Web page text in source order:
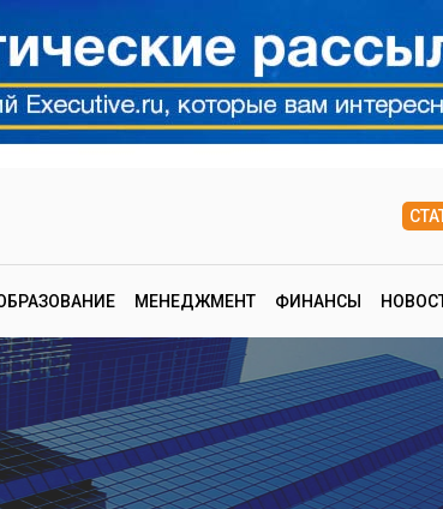
МЕНЕДЖМЕНТ ФИНАНСЫ